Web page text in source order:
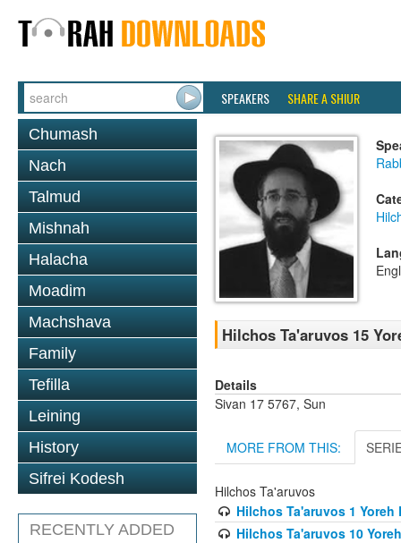
SPEAKERS SHARE A SHIUR
Chumash
Nach
Talmud
Mishnah
Halacha
Moadim
Machshava
Family
Tefilla
Leining
History
Sifrei Kodesh
RECENTLY ADDED
Hilchos Ta'aruvos 15
Details
Sivan 17 5767, Sun
MORE FROM THIS:
Hilchos Ta'aruvos
Hilchos Ta'aruvos 1 Yoreh
Hilchos Ta'aruvos 10